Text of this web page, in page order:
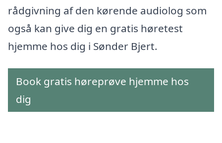
rådgivning af den kørende audiolog som
også kan give dig en gratis høretest
hjemme hos dig i Sønder Bjert.
Book gratis høreprøve hjemme hos
dig